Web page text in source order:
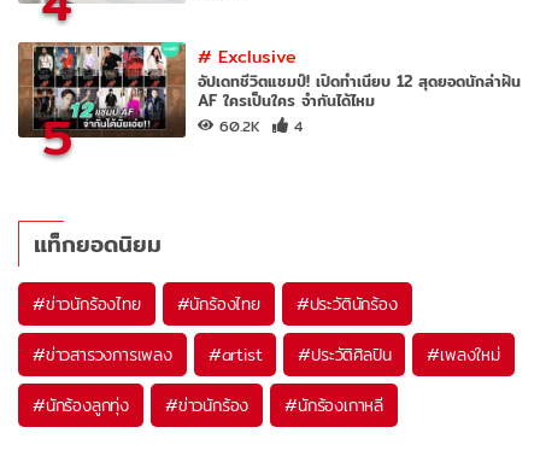
5
#Exclusive
อัปเดทชีวิตแชมป์! เปิดทำเนียบ 12 สุดยอดนักล่าฝัน
AF ใครเป็นใคร จำกันได้ไหม
60.2K 4
แท็กยอดนิยม
#ข่าวนักร้องไทย #นักร้องไทย #ประวัตินักร้อง
#ข่าวสารวงการเพลง #artist #ประวัติศิลปิน #เพลงใหม่
#นักร้องลูกทุ่ง #ข่าวนักร้อง #นักร้องเกาหลี